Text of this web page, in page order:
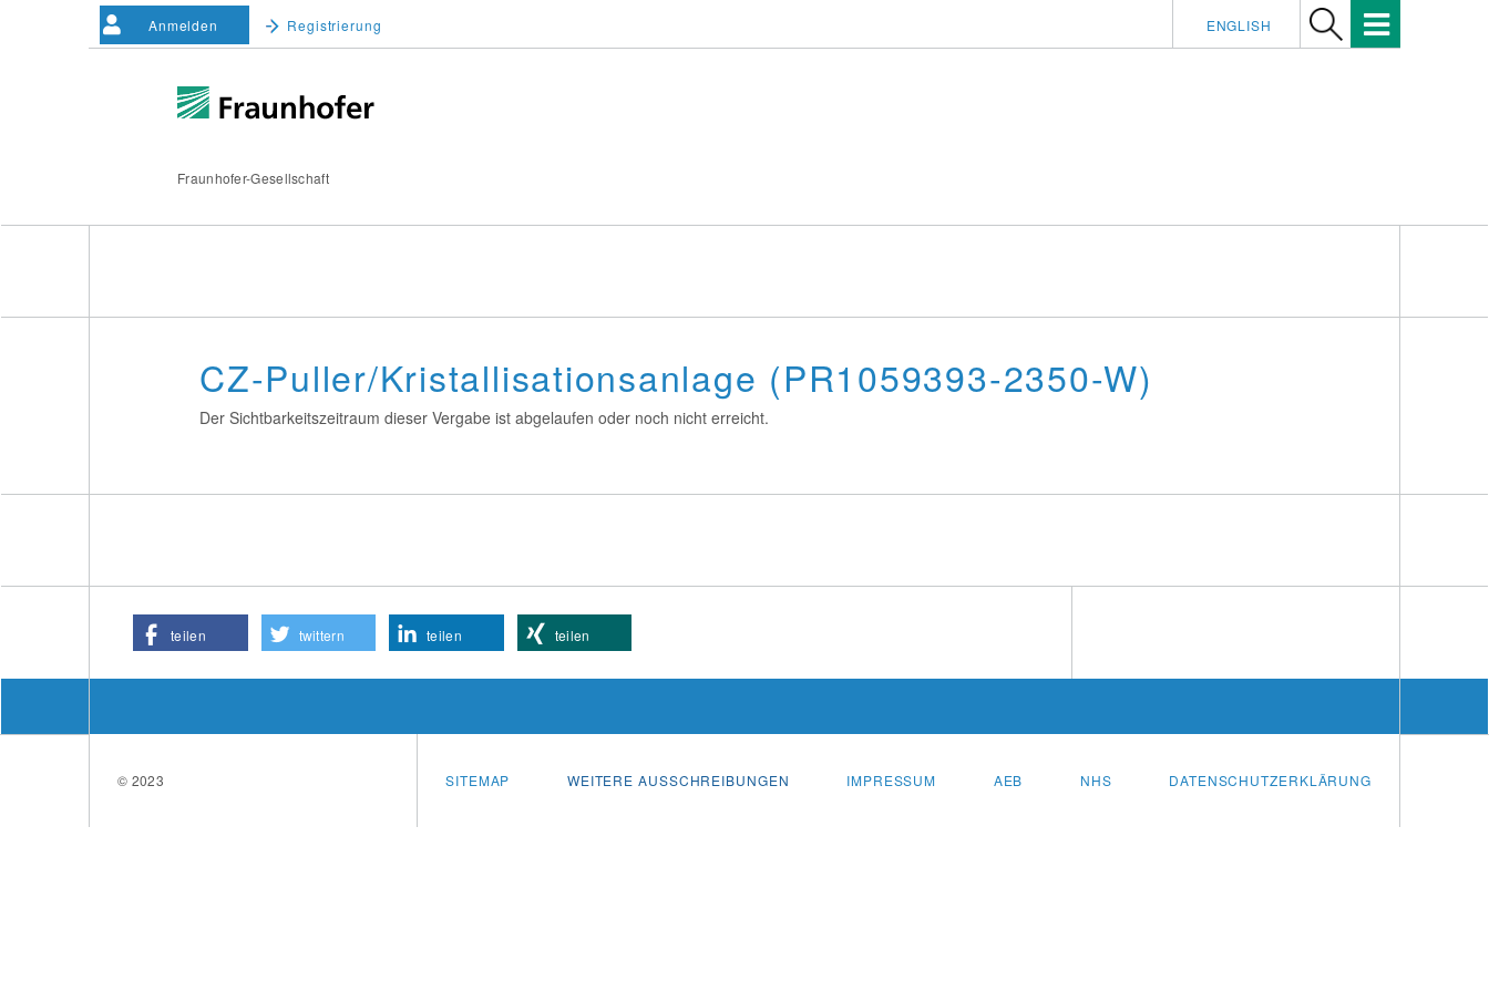
Fraunhofer-Gesellschaft
Anmelden Registrierung ENGLISH
CZ-Puller/Kristallisationsanlage (PR1059393-2350-W)
Der Sichtbarkeitszeitraum dieser Vergabe ist abgelaufen oder noch nicht erreicht.
teilen twittern teilen teilen
SITEMAP WEITERE AUSSCHREIBUNGEN IMPRESSUM AEB NHS DATENSCHUTZERKLÄRUNG
© 2023